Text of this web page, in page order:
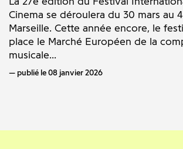
Cinema se déroulera du 30 mars au
Marseille. Cette année encore, le
place le Marché Européen de la
musicale...
publié le 08 janvier 2026